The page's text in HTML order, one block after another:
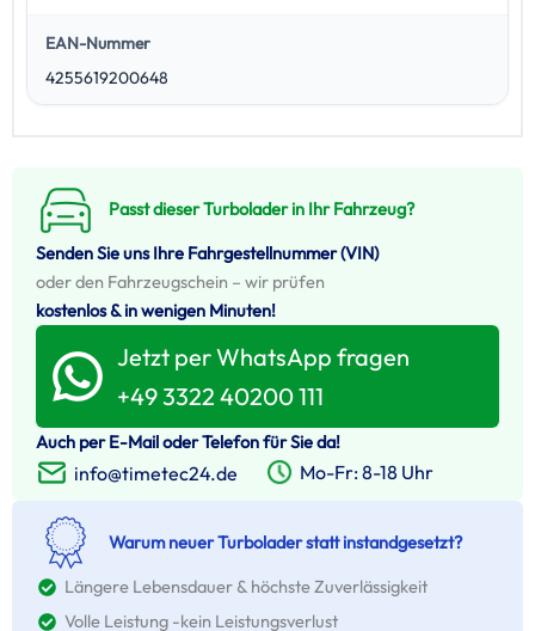
EAN-Nummer
4255619200648
Passt dieser Turbolader in Ihr Fahrzeug?
Senden Sie uns Ihre Fahrgestellnummer (VIN)
oder den Fahrzeugschein – wir prüfen
kostenlos & in wenigen Minuten!
Jetzt per WhatsApp fragen
+49 3322 40200 111
Auch per E-Mail oder Telefon für Sie da!
info@timetec24.de Mo-Fr: 8-18 Uhr
Warum neuer Turbolader statt instandgesetzt?
Längere Lebensdauer & höchste Zuverlässigkeit
Volle Leistung -kein Leistungsverlust